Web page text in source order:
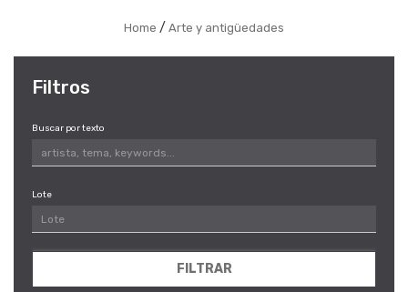
Home / Arte y antigüedades
Filtros
Buscar por texto
Lote
FILTRAR